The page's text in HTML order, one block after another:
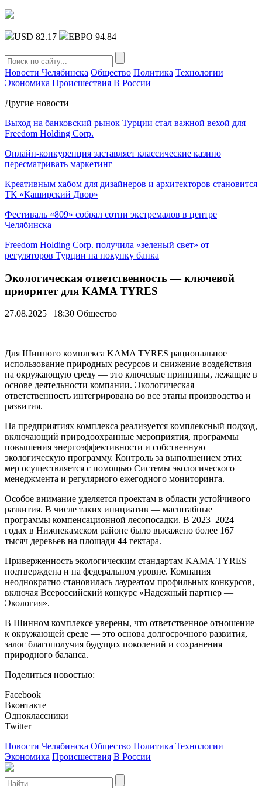
USD 82.17 ЕВРО 94.84
Новости Челябинска Общество Политика Технологии
Экономика Происшествия В России
Другие новости
Выход на банковский рынок Турции стал важной вехой для
Freedom Holding Corp.
Онлайн-конкуренция заставляет классические казино
пересматривать маркетинг
Креативным хабом для дизайнеров и архитекторов становится
ТК «Каширский Двор»
Фестиваль «809» собрал сотни экстремалов в центре
Челябинска
Freedom Holding Corp. получила «зеленый свет» от
регуляторов Турции на покупку банка
Экологическая ответственность — ключевой
приоритет для KAMA TYRES
27.08.2025 | 18:30 Общество
Для Шинного комплекса KAMA TYRES рациональное
использование природных ресурсов и снижение воздействия
на окружающую среду — это ключевые принципы, лежащие в
основе деятельности компании. Экологическая
ответственность интегрирована во все этапы производства и
развития.
На предприятиях комплекса реализуется комплексный подход,
включающий природоохранные мероприятия, программы
повышения энергоэффективности и собственную
экологическую программу. Контроль за выполнением этих
мер осуществляется с помощью Системы экологического
менеджмента и регулярного ежегодного мониторинга.
Особое внимание уделяется проектам в области устойчивого
развития. В числе таких инициатив — масштабные
программы компенсационной лесопосадки. В 2023–2024
годах в Нижнекамском районе было высажено более 167
тысяч деревьев на площади 44 гектара.
Приверженность экологическим стандартам KAMA TYRES
подтверждена и на федеральном уровне. Компания
неоднократно становилась лауреатом профильных конкурсов,
включая Всероссийский конкурс «Надежный партнер —
Экология».
В Шинном комплексе уверены, что ответственное отношение
к окружающей среде — это основа долгосрочного развития,
залог благополучия будущих поколений и сохранения
природного баланса.
Поделиться новостью:
Facebook
Вконтакте
Одноклассники
Twitter
Новости Челябинска Общество Политика Технологии
Экономика Происшествия В России